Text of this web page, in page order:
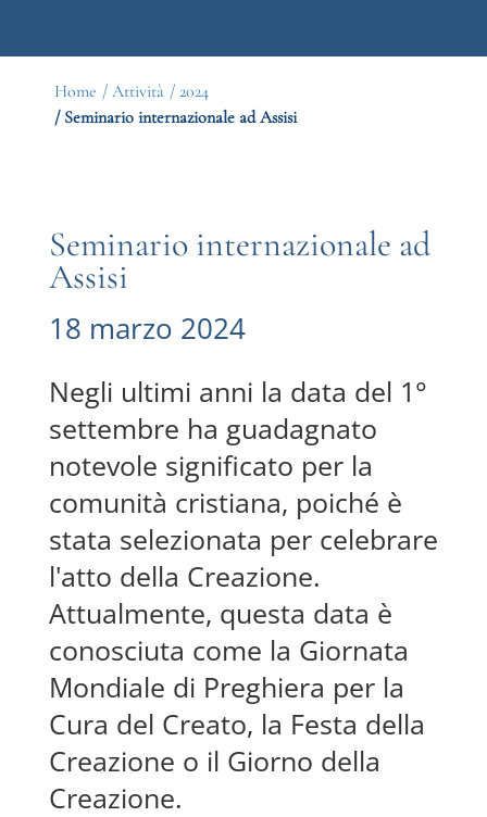
Home / Attività / 2024
/ Seminario internazionale ad Assisi
Seminario internazionale ad
Assisi
18 marzo 2024
Negli ultimi anni la data del 1°
settembre ha guadagnato
notevole significato per la
comunità cristiana, poiché è
stata selezionata per celebrare
l'atto della Creazione.
Attualmente, questa data è
conosciuta come la Giornata
Mondiale di Preghiera per la
Cura del Creato, la Festa della
Creazione o il Giorno della
Creazione.